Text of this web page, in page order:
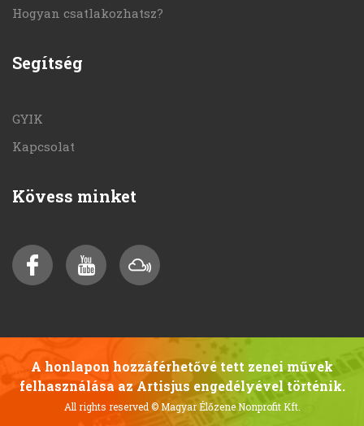
Hogyan csatlakozhatsz?
Segítség
GYIK
Kapcsolat
Kövess minket
A honlapon hozzáférhetővé tett zenei művek
felhasználása az Artisjus engedélyével történik.
All rights reserved © Magyar Élőzene Nonprofit Kft.